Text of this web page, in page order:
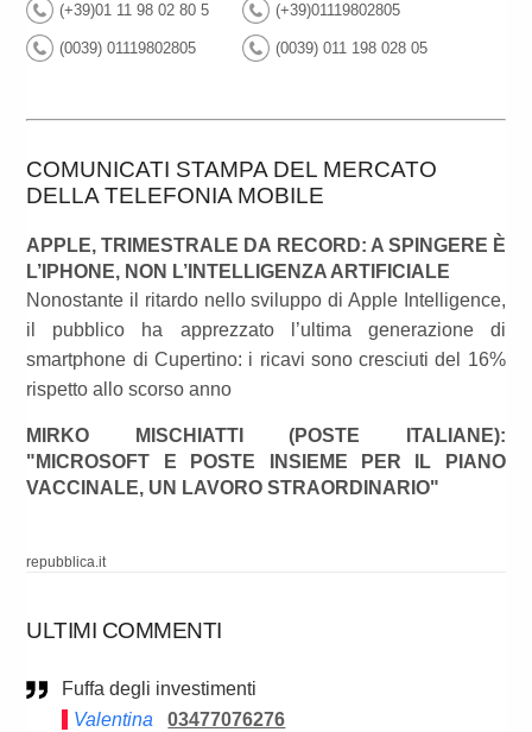
(+39)01 11 98 02 80 5 (+39)01119802805
(0039) 01119802805 (0039) 011 198 028 05
COMUNICATI STAMPA DEL MERCATO
DELLA TELEFONIA MOBILE
APPLE, TRIMESTRALE DA RECORD: A SPINGERE È
L’IPHONE, NON L’INTELLIGENZA ARTIFICIALE
Nonostante il ritardo nello sviluppo di Apple Intelligence,
il pubblico ha apprezzato l’ultima generazione di
smartphone di Cupertino: i ricavi sono cresciuti del 16%
rispetto allo scorso anno
MIRKO MISCHIATTI (POSTE ITALIANE):
"MICROSOFT E POSTE INSIEME PER IL PIANO
VACCINALE, UN LAVORO STRAORDINARIO"
repubblica.it
ULTIMI COMMENTI
Fuffa degli investimenti
Valentina
03477076276